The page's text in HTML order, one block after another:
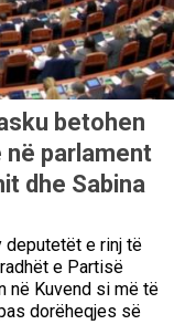
betohen
në parlament
dhe Sabina
deputetët e rinj të
e Partisë
në Kuvend si më të
dorëheqjes së